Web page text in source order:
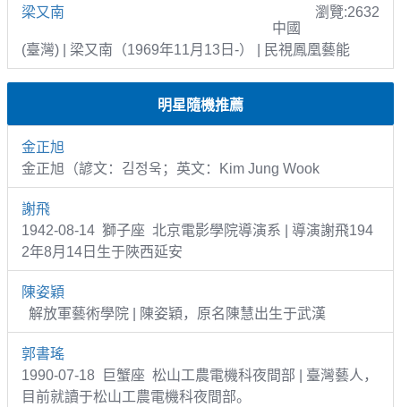
梁又南
瀏覽:2632
中國
(臺灣) | 梁又南（1969年11月13日-） | 民視鳳凰藝能
明星隨機推薦
金正旭
金正旭（諺文：김정욱；英文：Kim Jung Wook
謝飛
1942-08-14 獅子座 北京電影學院導演系 | 導演謝飛194
2年8月14日生于陜西延安
陳姿穎
解放軍藝術學院 | 陳姿穎，原名陳慧出生于武漢
郭書瑤
1990-07-18 巨蟹座 松山工農電機科夜間部 | 臺灣藝人，
目前就讀于松山工農電機科夜間部。